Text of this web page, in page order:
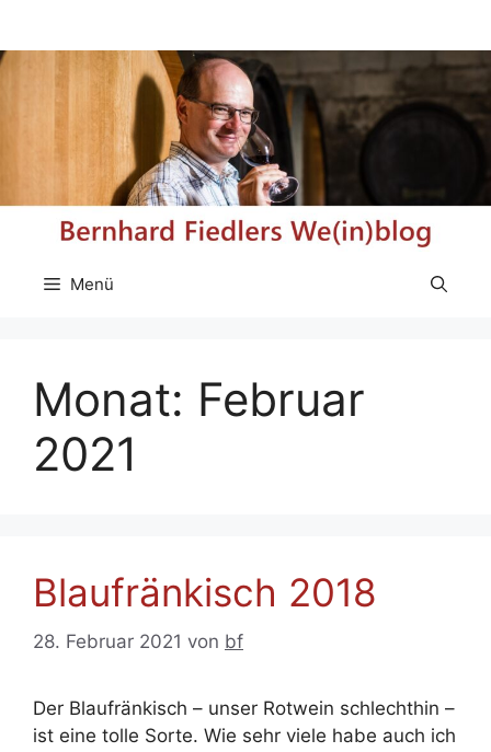
springen
Menü
Monat: Februar
2021
Blaufränkisch 2018
28. Februar 2021 von bf
Der Blaufränkisch – unser Rotwein schlechthin –
ist eine tolle Sorte. Wie sehr viele habe auch ich